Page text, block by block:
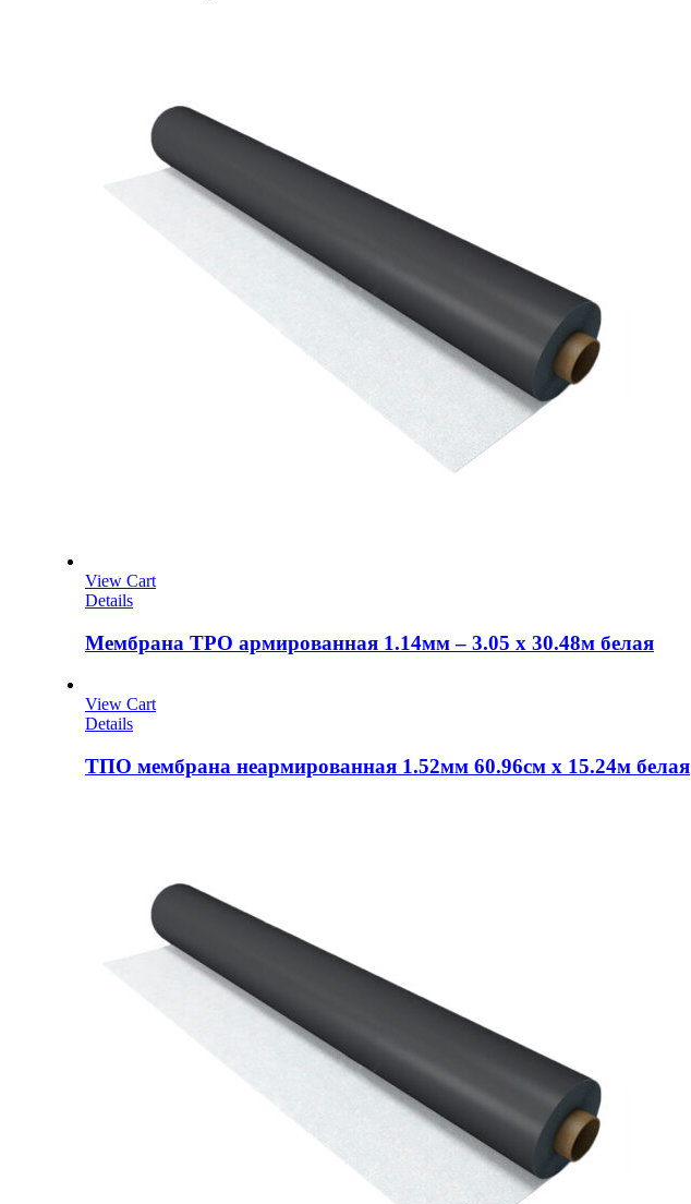
View Cart
Details
Мембрана TPO армированная 1.14мм – 3.05 х 30.48м белая
View Cart
Details
ТПО мембрана неармированная 1.52мм 60.96см х 15.24м белая